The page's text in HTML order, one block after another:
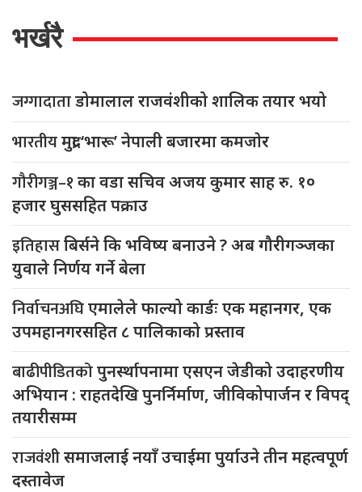
भर्खरै
जग्गादाताडोमालाल राजवंशीको शालिक तयार भयो
भारतीयमुद्रा ‘भारू’ नेपाली बजारमा कमजाेर
गौरीगञ्ज–१का वडा सचिव अजय कुमार साह रु. १०
हजार घुससहित पक्राउ
इतिहासबिर्सने कि भविष्य बनाउने ? अब गौरीगञ्जका
युवाले निर्णय गर्ने बेला
निर्वाचनअघिएमालेले फाल्यो कार्डः एक महानगर, एक
उपमहानगरसहित ८ पालिकाको प्रस्ताव
बाढीपीडितकोपुनर्स्थापनामा एसएन जेडीको उदाहरणीय
अभियान : राहतदेखि पुनर्निर्माण, जीविकोपार्जन र विपद्
तयारीसम्म
राजवंशीसमाजलाई नयाँ उचाईमा पुर्याउने तीन महत्वपूर्ण
दस्तावेज